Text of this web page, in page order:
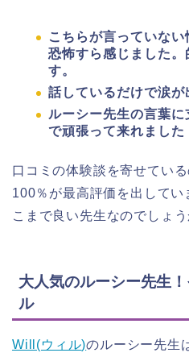
こちらが言っていない
恐怖すら感じました
す。
話しているだけで涙が
ルーシー先生の言葉
で頑張って来れました
口コミの体験談を寄せてい
100％が最高評価を出して
こまで良い先生なのでしょう
大人気のルーシー先生
ル
Will(ウィル)のルーシー先生